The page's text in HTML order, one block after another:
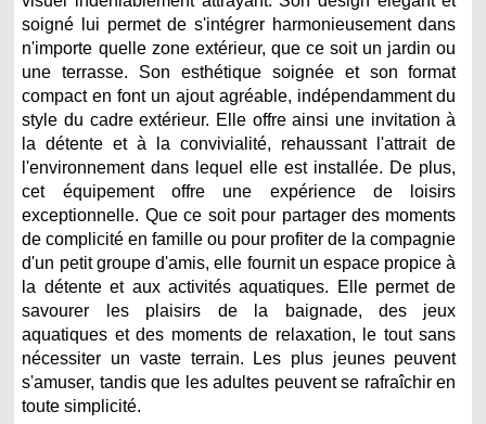
soigné lui permet de s'intégrer harmonieusement dans
n'importe quelle zone extérieur, que ce soit un jardin ou
une terrasse. Son esthétique soignée et son format
compact en font un ajout agréable, indépendamment du
style du cadre extérieur. Elle offre ainsi une invitation à
la détente et à la convivialité, rehaussant l'attrait de
l'environnement dans lequel elle est installée. De plus,
cet équipement offre une expérience de loisirs
exceptionnelle. Que ce soit pour partager des moments
de complicité en famille ou pour profiter de la compagnie
d'un petit groupe d'amis, elle fournit un espace propice à
la détente et aux activités aquatiques. Elle permet de
savourer les plaisirs de la baignade, des jeux
aquatiques et des moments de relaxation, le tout sans
nécessiter un vaste terrain. Les plus jeunes peuvent
s'amuser, tandis que les adultes peuvent se rafraîchir en
toute simplicité.